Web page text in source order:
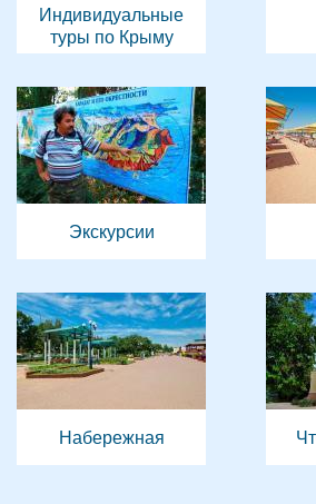
Индивидуальные
туры по Крыму
Экскурсии
Набережная